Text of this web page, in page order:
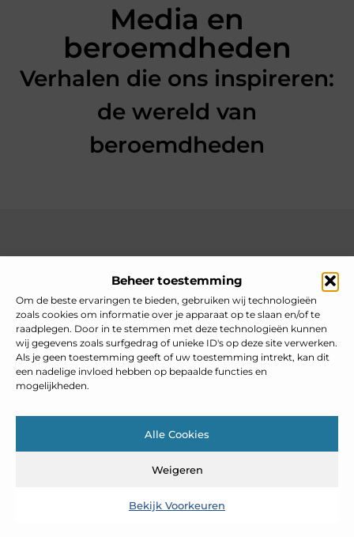
Beheer toestemming
Om de beste ervaringen te bieden, gebruiken wij technologieën
zoals cookies om informatie over je apparaat op te slaan en/of te
raadplegen. Door in te stemmen met deze technologieën kunnen
wij gegevens zoals surfgedrag of unieke ID's op deze site verwerken.
Als je geen toestemming geeft of uw toestemming intrekt, kan dit
een nadelige invloed hebben op bepaalde functies en
mogelijkheden.
Alle Cookies
Weigeren
Bekijk Voorkeuren
Media en
beroemdheden
Verhalen die ons inspireren:
de wereld van
beroemdheden
Jouw gids voor inspiratie en tips uit het dagelijks leven.
Ontdek een brede verzameling blogs en artikelen die je helpen
om het meeste uit elke dag te halen, met praktische adviezen
en verrassende inzichten.
Bericht categorie
@2025 www.heelnederlands.nl. All Right Reserved.